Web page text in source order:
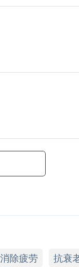
消除疲劳 抗衰